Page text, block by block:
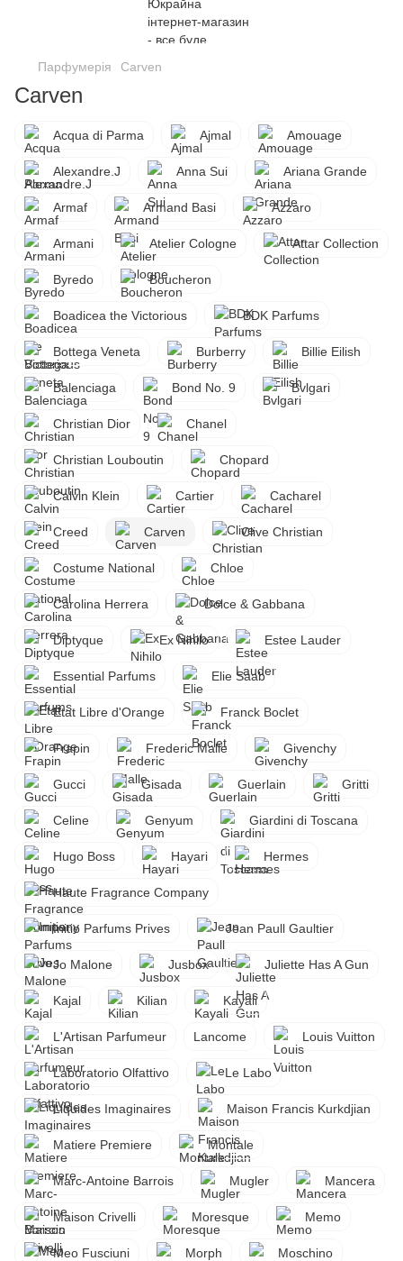
Парфумерія Carven
Carven
Acqua di Parma Ajmal Amouage
Alexandre.J Anna Sui Ariana Grande
Armaf Armand Basi Azzaro
Armani Atelier Cologne Attar Collection
Byredo Boucheron
Boadicea the Victorious BDK Parfums
Bottega Veneta Burberry Billie Eilish
Balenciaga Bond No. 9 Bvlgari
Christian Dior Chanel
Christian Louboutin Chopard
Calvin Klein Cartier Cacharel
Creed Carven Clive Christian
Costume National Chloe
Carolina Herrera Dolce & Gabbana
Diptyque Ex Nihilo Estee Lauder
Essential Parfums Elie Saab
Etat Libre d'Orange Franck Boclet
Frapin Frederic Malle Givenchy
Gucci Gisada Guerlain Gritti
Celine Genyum Giardini di Toscana
Hugo Boss Hayari Hermes
Haute Fragrance Company
Initio Parfums Prives Jean Paull Gaultier
Jo Malone Jusbox Juliette Has A Gun
Kajal Kilian Kayali
L'Artisan Parfumeur Lancome Louis Vuitton
Laboratorio Olfattivo Le Labo
Liquides Imaginaires Maison Francis Kurkdjian
Matiere Premiere Montale
Marc-Antoine Barrois Mugler Mancera
Maison Crivelli Moresque Memo
Meo Fusciuni Morph Moschino